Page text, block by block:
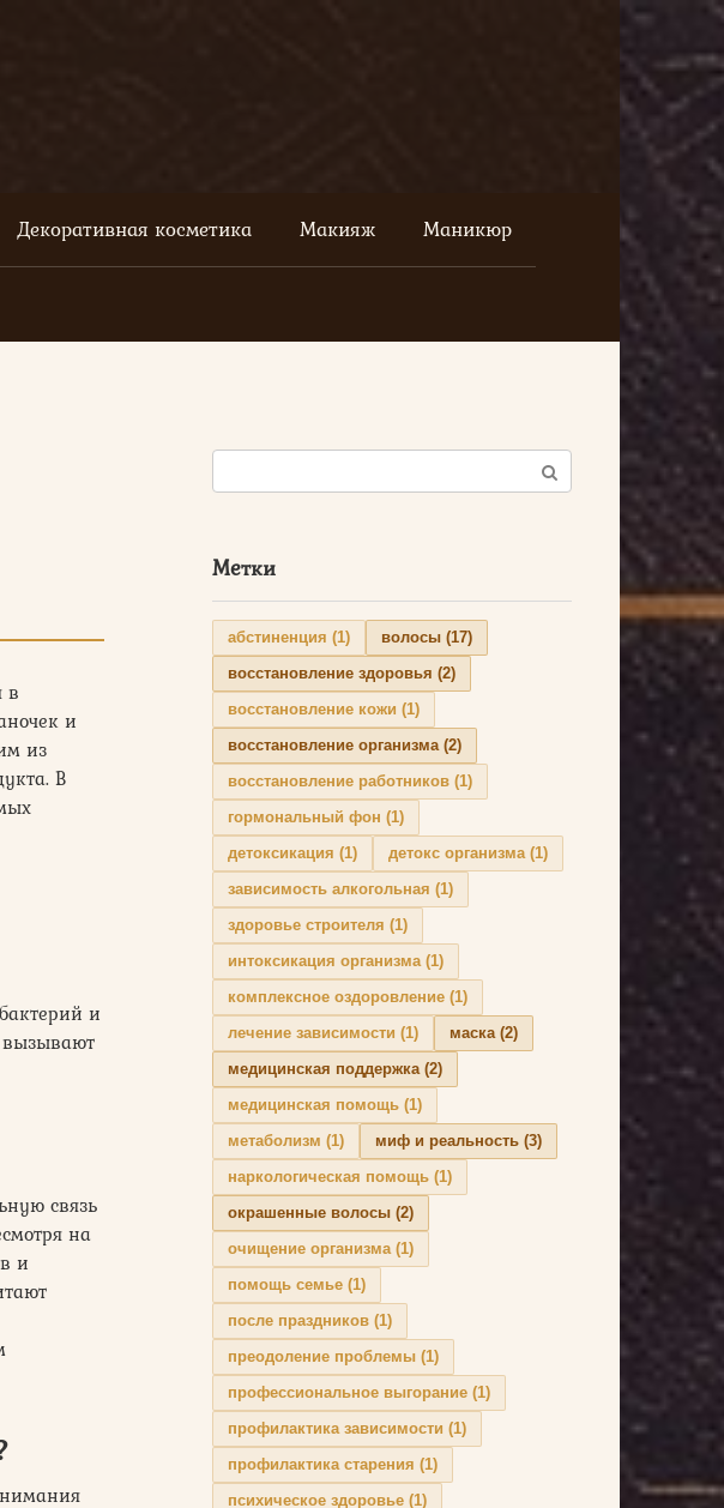
Декоративная косметика Макияж Маникюр
в
и
из
В
и
вызывают
связь
на
и
Поиск:
Метки
абстиненция (1) волосы (17)
восстановление здоровья (2)
восстановление кожи (1)
восстановление организма(2)
восстановление работников (1)
гормональный фон (1)
детоксикация (1) детокс организма(1)
зависимость алкогольная (1)
здоровье строителя (1)
интоксикация организма(1)
комплексное оздоровление (1)
лечение зависимости (1) маска(2)
медицинская поддержка(2)
медицинская помощь (1)
метаболизм (1) миф и реальность (3)
наркологическая помощь (1)
окрашенные волосы (2)
очищение организма(1)
помощь семье (1)
после праздников (1)
преодоление проблемы (1)
профессиональное выгорание (1)
профилактика зависимости (1)
профилактика старения (1)
психическое здоровье (1)